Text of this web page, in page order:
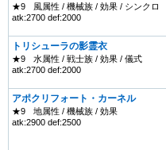
★9
風属性 / 機械族 / 効果 / シンクロ
atk:2700 def:2000
トリシューラの影霊衣
★9
水属性 / 戦士族 / 効果 / 儀式
atk:2700 def:2000
アポクリフォート・カーネル
★9
地属性 / 機械族 / 効果
atk:2900 def:2500